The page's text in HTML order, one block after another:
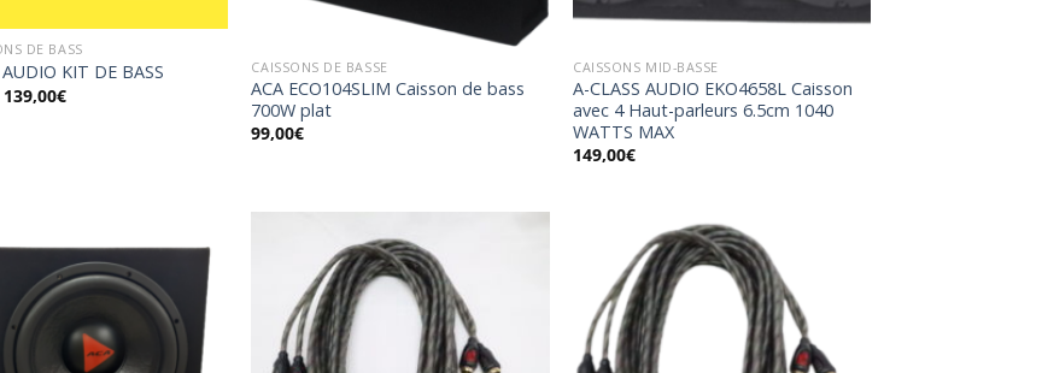
DE BASS
KIT DE BASS
Le
prix
139,00€Le
CAISSONS DE BASSE
ACA ECO104SLIM Caisson de bass
700W plat
99,00€
CAISSONS MID-BASSE
A-CLASS AUDIO EKO4658L Caisson
avec 4 Haut-parleurs 6.5cm 1040
WATTS MAX
149,00€
Ajouter
à la
wishlist
wishlist
Ajouter
wishlist